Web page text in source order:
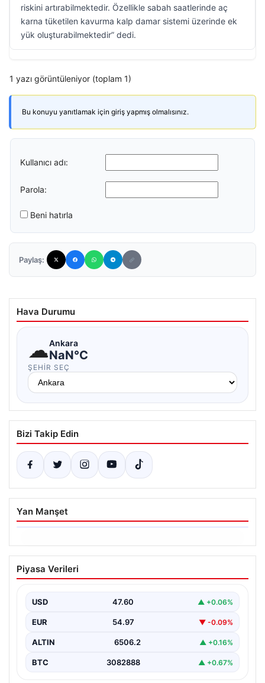
riskini artırabilmektedir. Özellikle sabah saatlerinde aç
karna tüketilen kavurma kalp damar sistemi üzerinde ek
yük oluşturabilmektedir” dedi.
1 yazı görüntüleniyor (toplam 1)
Bu konuyu yanıtlamak için giriş yapmış olmalısınız.
Kullanıcı adı:
Parola:
Beni hatırla
Paylaş:
Hava Durumu
☁Ankara
NaN°C
ŞEHIR SEÇ
Bizi Takip Edin
Yan Manşet
06.08.2026
Ertuğrul Özkök’ün Hakaret İddialarına
İfade Verme Süreci
Cumhurbaşkanına hakaret iddialarıyla yürütülen
soruşturma kapsamında İstanbul Adalet…
Piyasa Verileri
USD 47.60 ▲ +0.06%
EUR 54.97 ▼ -0.09%
ALTIN 6506.2 ▲ +0.16%
BTC 3082888 ▲ +0.67%